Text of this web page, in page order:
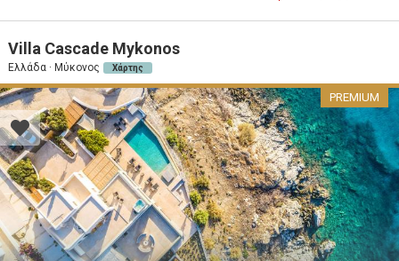
Villa Cascade Mykonos
Ελλάδα · Μύκονος Χάρτης
PREMIUM